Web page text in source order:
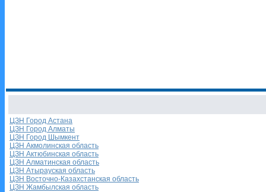
ЦЗН Город Астана
ЦЗН Город Алматы
ЦЗН Город Шымкент
ЦЗН Акмолинская область
ЦЗН Актюбинская область
ЦЗН Алматинская область
ЦЗН Атырауская область
ЦЗН Восточно-Казахстанская область
ЦЗН Жамбылская область